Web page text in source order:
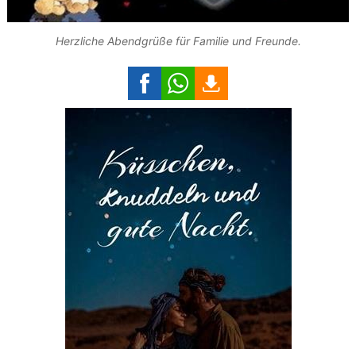
Herzliche Abendgrüße für Familie und Freunde.